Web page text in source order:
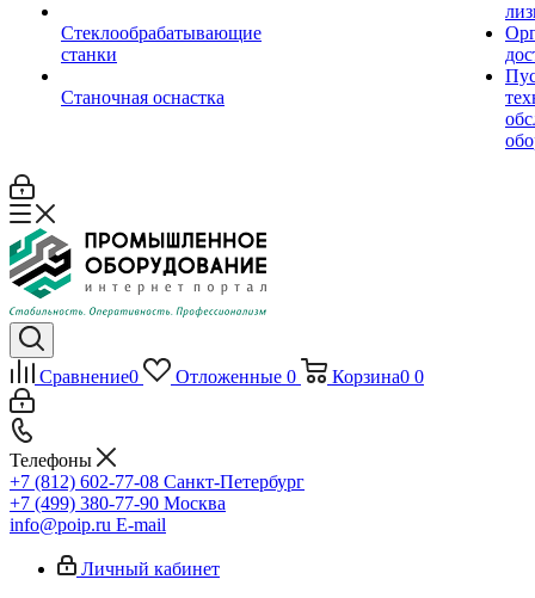
Стеклообрабатывающие
станки
Станочная оснастка
Сравнение0 Отложенные 0 Корзина0 0
Телефоны
+7 (812) 602-77-08 Санкт-Петербург
+7 (499) 380-77-90 Москва
info@poip.ru E-mail
Личный кабинет